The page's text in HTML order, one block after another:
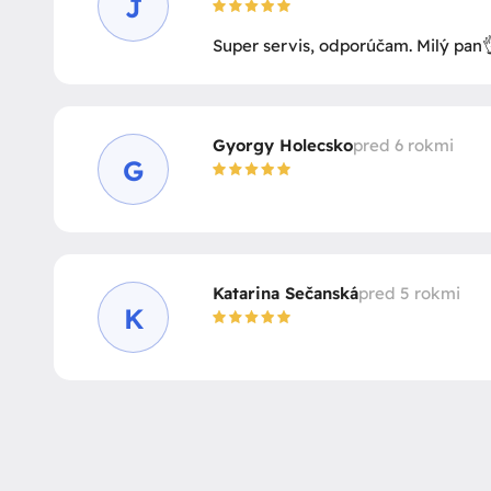
J
Super servis, odporúčam. Milý
G
Gyorgy Holecskopred 6 rokmi
K
Katarina Sečanskápred 5 rokmi